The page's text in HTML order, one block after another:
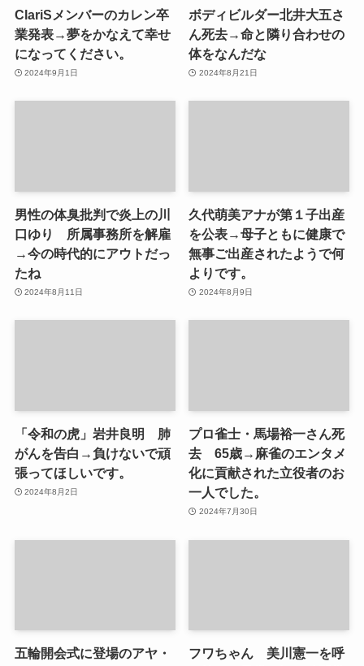
ClariSメンバーのカレン卒
業発表→夢をかなえて幸せ
になってください。
2024年9月1日
ボディビルダー北井大五さ
ん死去→命と隣り合わせの
体をなんだな
2024年8月21日
男性の体臭批判で炎上の川
口ゆり 所属事務所を解雇
→今の時代的にアウトだっ
たね
2024年8月11日
久代萌美アナが第１子出産
を公表→母子ともに健康で
無事ご出産されたようで何
よりです。
2024年8月9日
「令和の虎」岩井良明 肺
がんを告白→負けないで頑
張ってほしいです。
2024年8月2日
プロ雀士・馬場裕一さん死
去 65歳→麻雀のエンタメ
化に貢献された立役者のお
一人でした。
2024年7月30日
五輪開会式に登場のアヤ・
フワちゃん 美川憲一を呼